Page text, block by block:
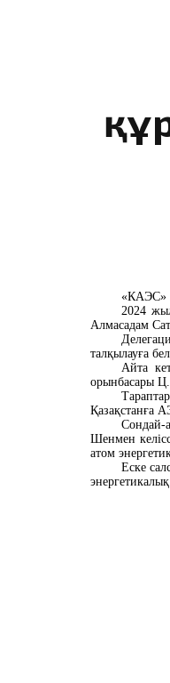
«КАЭС»
2024
Алмасадам
талқылауға
Айта
орынбасары Ц.
Қазақстанға
Сондай-
Шенмен
атом
Еске